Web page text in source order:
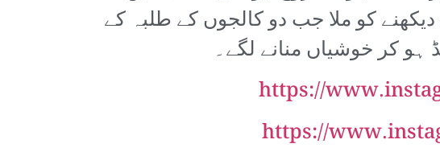
کو ملا جب دو کالجوں کے طلبہ کے
ہو کر خوشیاں منانے لگے۔
https://
https://